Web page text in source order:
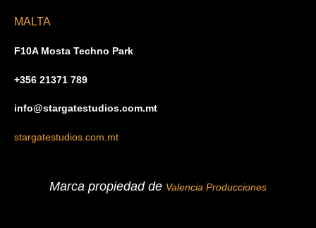
MALTA
F10A Mosta Techno Park
+356 21371 789
info@stargatestudios.com.mt
stargatestudios.com.mt
Marca propiedad de Valencia Producciones